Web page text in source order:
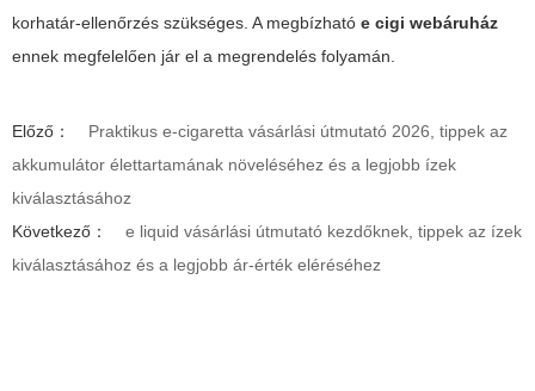
korhatár-ellenőrzés szükséges. A megbízható e cigi webáruház
ennek megfelelően jár el a megrendelés folyamán.
Előző：
Praktikus e-cigaretta vásárlási útmutató 2026, tippek az
akkumulátor élettartamának növeléséhez és a legjobb ízek
kiválasztásához
Következő：
e liquid vásárlási útmutató kezdőknek, tippek az ízek
kiválasztásához és a legjobb ár-érték eléréséhez